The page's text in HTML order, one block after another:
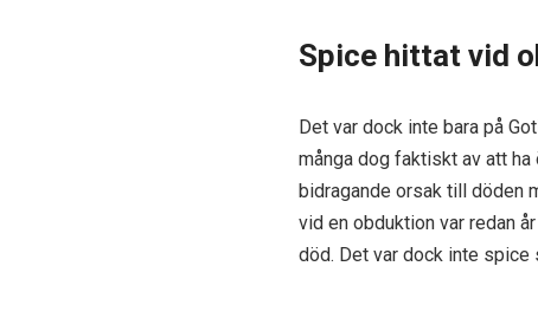
Spice hittat vid
Det var dock inte bara på
många dog faktiskt av att
bidragande orsak till döden
vid en obduktion var redan
död. Det var dock inte spice